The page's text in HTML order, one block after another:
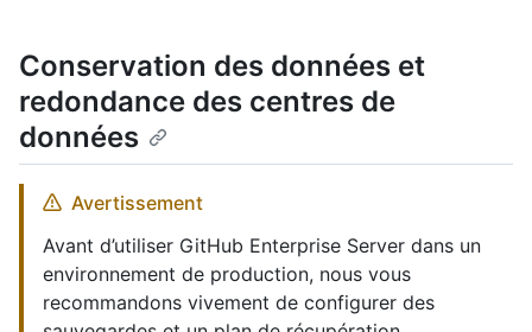
Conservation des données et
redondance des centres de
données
Avertissement
Avant d’utiliser GitHub Enterprise Server dans un
environnement de production, nous vous
recommandons vivement de configurer des